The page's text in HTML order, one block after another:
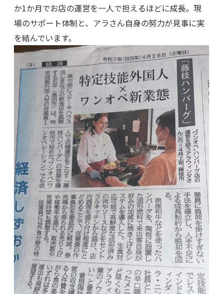
か1か月でお店の運営を一人で担えるほどに成長。現
場のサポート体制と、アラさん自身の努力が見事に実
を結んでいます。